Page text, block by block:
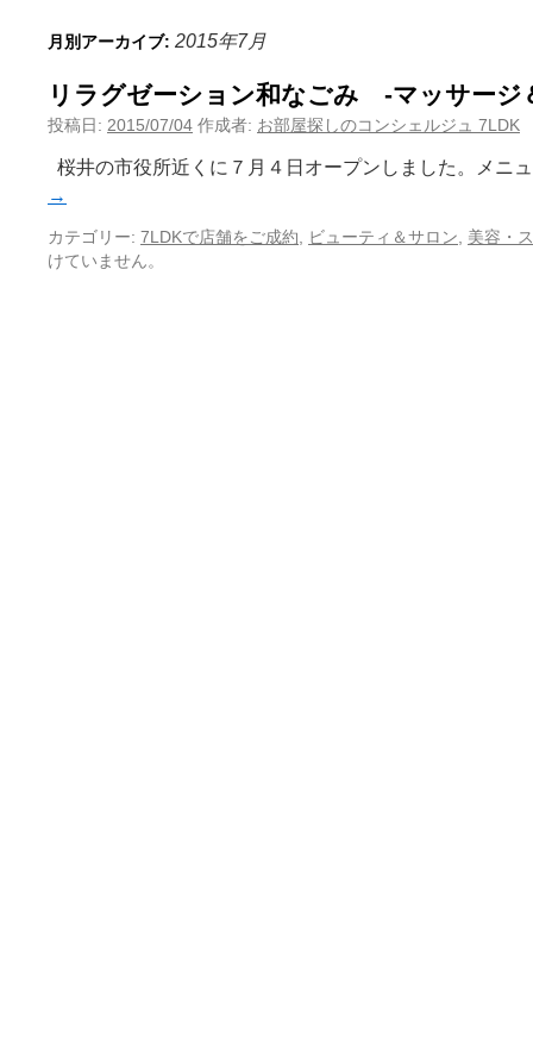
月別アーカイブ: 2015年7月
リラグゼーション和なごみ -マッサージ
投稿日: 2015/07/04 作成者: お部屋探しのコンシェルジュ 7LDK
桜井の市役所近くに７月４日オープンしました。メニ
→
カテゴリー: 7LDKで店舗をご成約 ビューティ＆サロン
美容・
けていません。